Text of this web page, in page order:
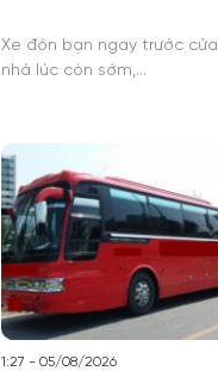
Xe đón bạn ngay trước cửa
nhà lúc còn sớm,…
1:27 - 05/08/2026